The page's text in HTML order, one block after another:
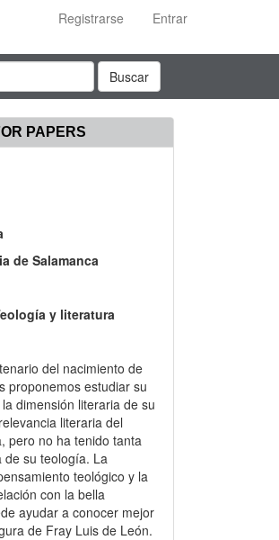
Registrarse
Entrar
Buscar
PAPERS
de Salamanca
y literatura
del nacimiento de
proponemos estudiar su
dimensión literaria de su
literaria del
pero no ha tenido tanta
de su teología. La
teológico y la
con la bella
ayudar a conocer mejor
de Fray Luis de León.